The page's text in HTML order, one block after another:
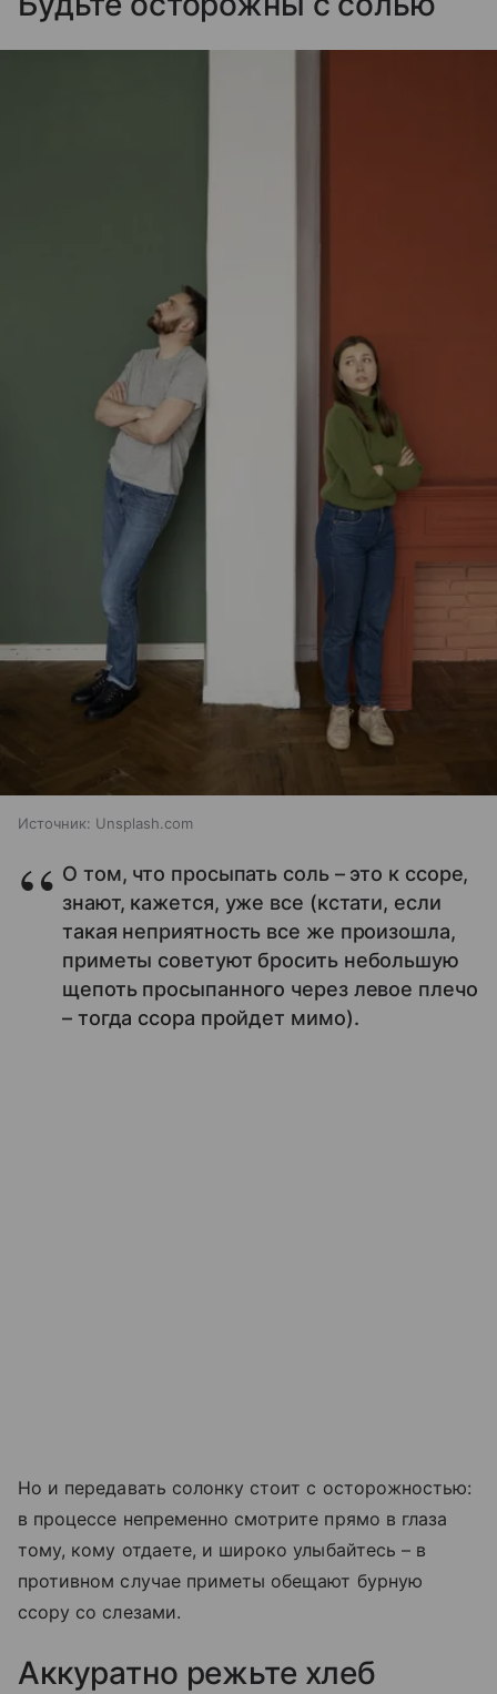
Источник: Unsplash.com
О том, что просыпать соль – это к ссоре,
знают, кажется, уже все (кстати, если
такая неприятность все же произошла,
приметы советуют бросить небольшую
щепоть просыпанного через левое плечо
– тогда ссора пройдет мимо).
Но и передавать солонку стоит с осторожностью:
в процессе непременно смотрите прямо в глаза
тому, кому отдаете, и широко улыбайтесь – в
противном случае приметы обещают бурную
ссору со слезами.
Аккуратно режьте хлеб